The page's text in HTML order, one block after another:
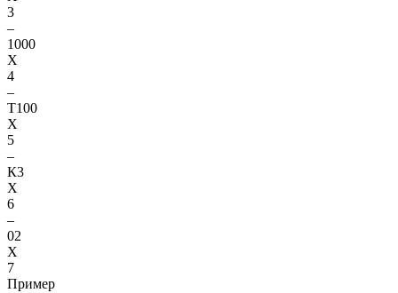
3
–
1000
X
4
–
Т100
X
5
–
К3
X
6
–
02
X
7
Пример